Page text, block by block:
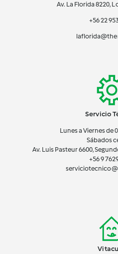
Av. La Florida 8220,
+56 22
Servicio
Lunes a Viernes de
Sábados
Av. Luis Pasteur 6600,
+56 9